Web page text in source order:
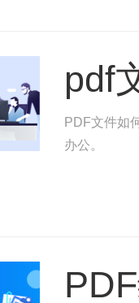
pdf
PDF文件如
办公。